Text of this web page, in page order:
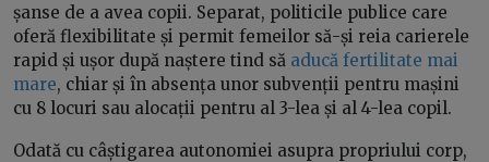
șanse de a avea copii. Separat, politicile publice care
oferă flexibilitate și permit femeilor să-și reia carierele
rapid și ușor după naștere tind să aducă fertilitate mai
mare, chiar și în absența unor subvenții pentru mașini
cu 8 locuri sau alocații pentru al 3-lea și al 4-lea copil.
Odată cu câștigarea autonomiei asupra propriului corp,